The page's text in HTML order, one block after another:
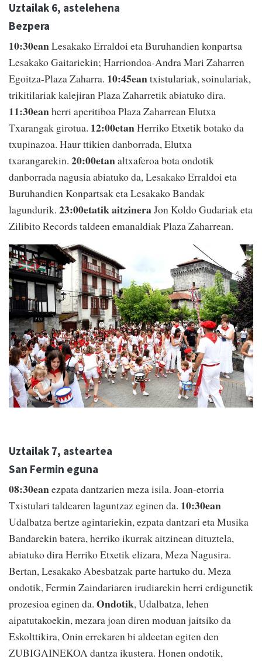
Uztailak 6, astelehena
Bezpera
10:30eanLesakako Erraldoi eta Buruhandien konpartsa
Lesakako Gaitariekin; Harriondoa-Andra Mari Zaharren
Egoitza-Plaza Zaharra. 10:45eantxistulariak, soinulariak,
trikitilariak kalejiran Plaza Zaharretik abiatuko dira.
11:30eanherri aperitiboa Plaza Zaharrean Elutxa
Txarangak girotua. 12:00etanHerriko Etxetik botako da
txupinazoa. Haur ttikien danborrada, Elutxa
txarangarekin. 20:00etanaltxaferoa bota ondotik
danborrada nagusia abiatuko da, Lesakako Erraldoi eta
Buruhandien Konpartsak eta Lesakako Bandak
lagundurik. 23:00etatik aitzineraJon Koldo Gudariak eta
Zilibito Records taldeen emanaldiak Plaza Zaharrean.
Uztailak 7, asteartea
San Fermin eguna
08:30eanezpata dantzarien meza isila. Joan-etorria
Txistulari taldearen laguntzaz eginen da. 10:30ean
Udalbatza bertze agintariekin, ezpata dantzari eta Musika
Bandarekin batera, herriko ikurrak aitzinean dituztela,
abiatuko dira Herriko Etxetik elizara, Meza Nagusira.
Bertan, Lesakako Abesbatzak parte hartuko du. Meza
ondotik, Fermin Zaindariaren irudiarekin herri erdigunetik
prozesioa eginen da. Ondotik, Udalbatza, lehen
aipatutakoekin, mezara joan diren moduan jaitsiko da
Eskolttikira, Onin errekaren bi aldeetan egiten den
ZUBIGAINEKOA dantza ikustera. Honen ondotik,